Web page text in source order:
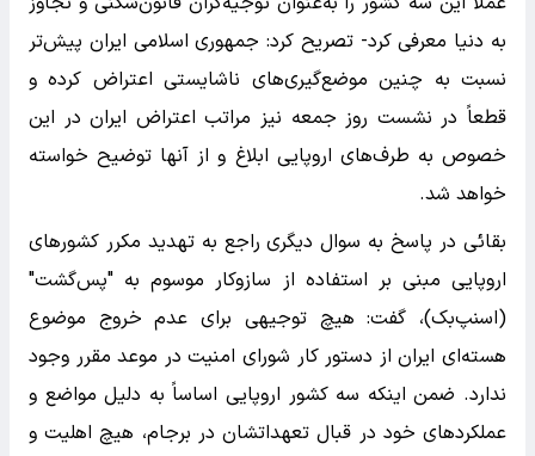
به دنیا معرفی کرد- تصریح کرد: جمهوری اسلامی ایران پیش‌تر
نسبت به چنین موضع‌گیری‌های ناشایستی اعتراض کرده و
قطعاً در نشست روز جمعه نیز مراتب اعتراض ایران در این
خصوص به طرف‌های اروپایی ابلاغ و از آنها توضیح خواسته
خواهد شد.
بقائی در پاسخ به سوال دیگری راجع به تهدید مکرر کشورهای
اروپایی مبنی بر استفاده از سازوکار موسوم به "پس‌گشت"
(اسنپ‌‌بک)، گفت: هیچ توجیهی برای عدم خروج موضوع
هسته‌ای ایران از دستور کار شورای امنیت در موعد مقرر وجود
ندارد. ضمن اینکه سه کشور اروپایی اساساً به دلیل مواضع و
عملکردهای خود در قبال تعهداتشان در برجام، هیچ اهلیت و